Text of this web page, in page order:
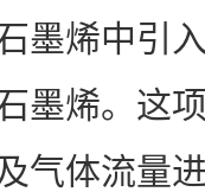
墨烯中引
墨烯。这
气体流量